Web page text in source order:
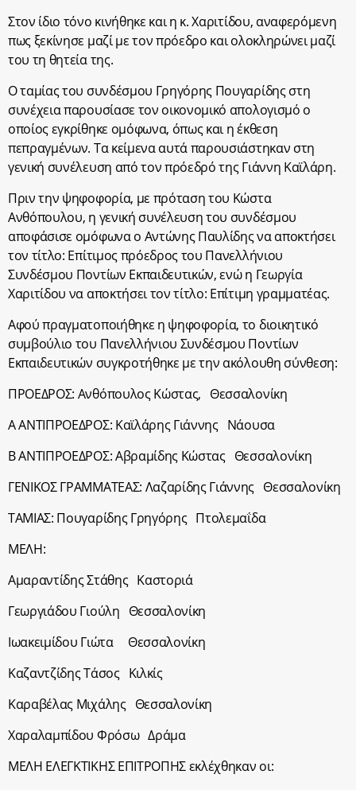
Στον ίδιο τόνο κινήθηκε και η κ. Χαριτίδου, αναφερόμενη
πως ξεκίνησε μαζί με τον πρόεδρο και ολοκληρώνει μαζί
του τη θητεία της.
Ο ταμίας του συνδέσμου Γρηγόρης Πουγαρίδης στη
συνέχεια παρουσίασε τον οικονομικό απολογισμό ο
οποίος εγκρίθηκε ομόφωνα, όπως και η έκθεση
πεπραγμένων. Τα κείμενα αυτά παρουσιάστηκαν στη
γενική συνέλευση από τον πρόεδρό της Γιάννη Καϊλάρη.
Πριν την ψηφοφορία, με πρόταση του Κώστα
Ανθόπουλου, η γενική συνέλευση του συνδέσμου
αποφάσισε ομόφωνα ο Αντώνης Παυλίδης να αποκτήσει
τον τίτλο: Επίτιμος πρόεδρος του Πανελλήνιου
Συνδέσμου Ποντίων Εκπαιδευτικών, ενώ η Γεωργία
Χαριτίδου να αποκτήσει τον τίτλο: Επίτιμη γραμματέας.
Αφού πραγματοποιήθηκε η ψηφοφορία, το διοικητικό
συμβούλιο του Πανελλήνιου Συνδέσμου Ποντίων
Εκπαιδευτικών συγκροτήθηκε με την ακόλουθη σύνθεση:
ΠΡΟΕΔΡΟΣ: Ανθόπουλος Κώστας, Θεσσαλονίκη
Α ΑΝΤΙΠΡΟΕΔΡΟΣ: Καϊλάρης Γιάννης Νάουσα
Β ΑΝΤΙΠΡΟΕΔΡΟΣ: Αβραμίδης Κώστας Θεσσαλονίκη
ΓΕΝΙΚΟΣ ΓΡΑΜΜΑΤΕΑΣ: Λαζαρίδης Γιάννης Θεσσαλονίκη
ΤΑΜΙΑΣ: Πουγαρίδης Γρηγόρης Πτολεμαΐδα
ΜΕΛΗ:
Αμαραντίδης Στάθης Καστοριά
Γεωργιάδου Γιούλη Θεσσαλονίκη
Ιωακειμίδου Γιώτα Θεσσαλονίκη
Καζαντζίδης Τάσος Κιλκίς
Καραβέλας Μιχάλης Θεσσαλονίκη
Χαραλαμπίδου Φρόσω Δράμα
ΜΕΛΗ ΕΛΕΓΚΤΙΚΗΣ ΕΠΙΤΡΟΠΗΣ εκλέχθηκαν οι: